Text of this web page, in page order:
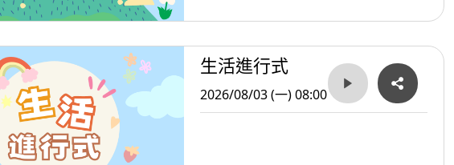
生活進行式
2026/08/03 (一) 08:00